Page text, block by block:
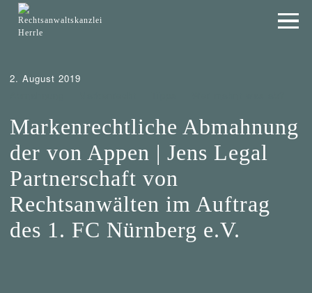
2. August 2019
Markenrechtliche Abmahnung
der von Appen | Jens Legal
Partnerschaft von
Rechtsanwälten im Auftrag
des 1. FC Nürnberg e.V.